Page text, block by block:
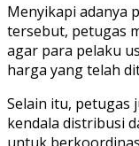
Menyikapi adanya
tersebut, petugas
agar para pelaku
harga yang telah
Selain itu, petugas
kendala distribusi